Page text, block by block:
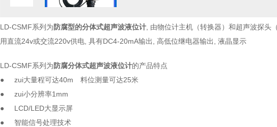
LD-CSMF系列为防腐型的分体式超声波液位计 , 由物位计主机（转换器）和超声波探
用直流24v或交流220v供电, 具有DC4-20mA输出, 高低位继电器输出, 液晶显示
LD-CSMF系列为防腐分体式超声波液位计的产品特点
● zui大量程可达40m 料位测量可达25米
● zui小分辨率1mm
● LCD/LED大显示屏
● 智能信号处理技术